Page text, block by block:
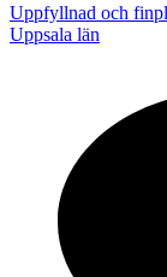
Uppfyllnad och
Uppsala län